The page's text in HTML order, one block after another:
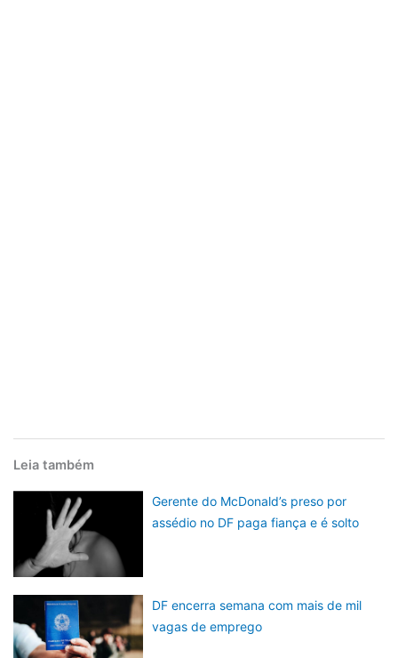
Leia também
Gerente do McDonald’s preso por
assédio no DF paga fiança e é solto
DF encerra semana com mais de mil
vagas de emprego